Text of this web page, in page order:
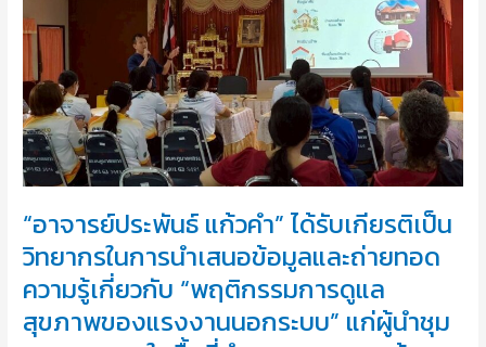
นัก
วิชาการ
จาก
ปากีสถาน
อินเดีย
เมีย
นมา
ไนจีเรีย
ไทย
สห
ราช
อาณาจักร
เสวนา
“อาจารย์ประพันธ์ แก้วคำ” ได้รับเกียรติเป็น
วิทยากรในการนำเสนอข้อมูลและถ่ายทอด
ความรู้เกี่ยวกับ “พฤติกรรมการดูแล
สุขภาพของแรงงานนอกระบบ” แก่ผู้นำชุม
รับ
เกียรติ
เป็น
วิทยากร
ใน
การนำ
เสนอ
และ
ถ่ายทอด
ความ
รู้
เกี่ยว
กับ